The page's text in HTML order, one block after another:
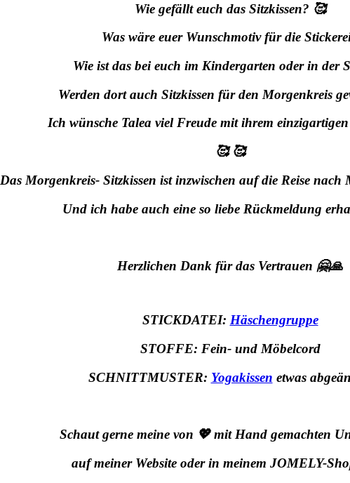
Wie gefällt euch das Sitzkissen? 🥰
Was wäre euer Wunschmotiv für die
Wie ist das bei euch im Kindergarten oder in der
Werden dort auch Sitzkissen für den Morgenkreis
Ich wünsche Talea viel Freude mit ihrem einzigartigen
🥰 🥰
Das Morgenkreis- Sitzkissen ist inzwischen auf die Reise nach
Und ich habe auch eine so liebe Rückmeldung
Herzlichen Dank für das Vertrauen 🤗🙏
STICKDATEI: Häschengruppe
STOFFE: Fein- und Möbelcord
SCHNITTMUSTER: Yogakissen etwas
Schaut gerne meine von 💖 mit Hand gemachten
auf meiner Website oder in meinem JOMELY-